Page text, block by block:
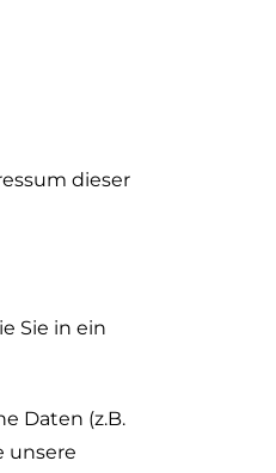
dieser
Sie in ein
Daten (z.B.
unsere